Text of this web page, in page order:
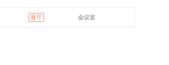
展厅 会议室